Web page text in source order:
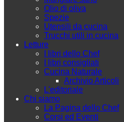
Olio di oliva
Spezie
Utensili da cucina
Trucchi utili in cucina
Letture
I libri dello Chef
I libri consigliati
Cucina Naturale
Archivio Articoli
L'editoriale
Chi siamo
La Pagina dello Chef
Corsi ed Eventi